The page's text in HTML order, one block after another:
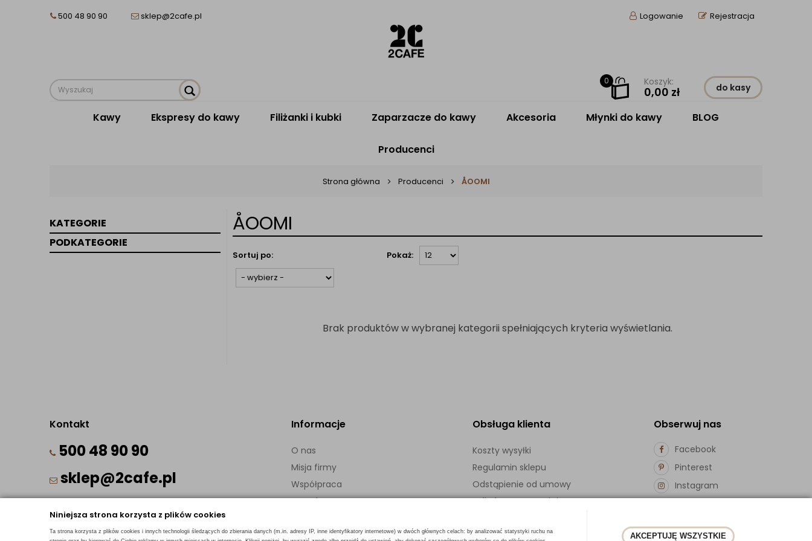
Niniejsza strona korzysta z plików cookies
Ta strona korzysta z plików cookies i innych technologii śledzących do zbierania danych (m.in. adresy IP, inne identyfikatory internetowe) w dwóch głównych celach: by analizować statystyki ruchu na
AKCEPTUJĘ WSZYSTKIE
500 48 90 90 sklep@2cafe.pl Logowanie Rejestracja
0 Koszyk:
0,00 zł do kasy
Kawy Ekspresy do kawy Filiżanki i kubki Zaparzacze do kawy Akcesoria Młynki do kawy BLOG
Producenci
Strona główna Producenci ÅOOMI
KATEGORIE
PODKATEGORIE
ÅOOMI
Sortuj po: Pokaż:
Brak produktów w wybranej kategorii spełniających kryteria wyświetlania.
Kontakt
500 48 90 90
sklep@2cafe.pl
Obserwuj nas
Facebook
Pinterest
Instagram
Informacje
O nas
Misja firmy
Współpraca
Kontakt
Obsługa klienta
Koszty wysyłki
Regulamin sklepu
Odstąpienie od umowy
Polityka prywatności